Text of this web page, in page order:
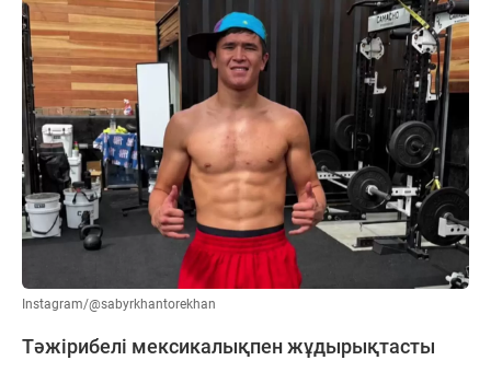
Instagram/@sabyrkhantorekhan
Тәжірибелі мексикалықпен жұдырықтасты